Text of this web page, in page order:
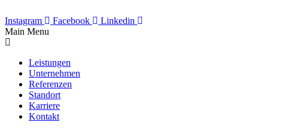
Instagram Facebook
Linkedin
Main Menu
Leistungen
Unternehmen
Referenzen
Standort
Karriere
Kontakt